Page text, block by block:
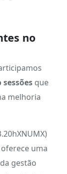
no
que
melhoria
uma
gestão